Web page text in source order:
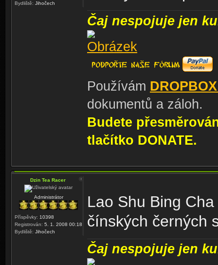
Bydliště: Jihočech
Čaj nespojuje jen
Používám
dokumentů a záloh.
Budete
tlačítko DONATE.
Dzin Tea Racer
Administrátor
Příspěvky: 10398
Registrován: 5. 1. 2008 00:18
Bydliště: Jihočech
Lao Shu Bing
čínských černých
Čaj nespojuje jen